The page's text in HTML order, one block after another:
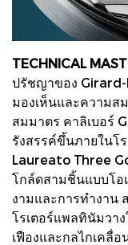
TECHNICAL
ปรัชญาของ Girard-
มองเห็นและความส
สมมาตร คาลิเบอร์
รังสรรค์ขึ้นภายในโ
Laureato Three
โกล์ดสามชิ้นแบบโอ
งามและการทำงาน
โรเตอร์แพลทินัมวา
เฟืองและกลไกเคลื่